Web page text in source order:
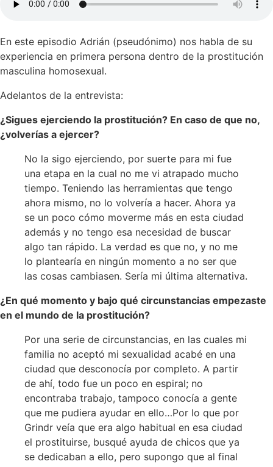
En este episodio Adrián (pseudónimo) nos habla de su
experiencia en primera persona dentro de la prostitución
masculina homosexual.
Adelantos de la entrevista:
¿Sigues ejerciendo la prostitución? En caso de que no,
¿volverías a ejercer?
No la sigo ejerciendo, por suerte para mi fue
una etapa en la cual no me vi atrapado mucho
tiempo. Teniendo las herramientas que tengo
ahora mismo, no lo volvería a hacer. Ahora ya
se un poco cómo moverme más en esta ciudad
además y no tengo esa necesidad de buscar
algo tan rápido. La verdad es que no, y no me
lo plantearía en ningún momento a no ser que
las cosas cambiasen. Sería mi última alternativa.
¿En qué momento y bajo qué circunstancias empezaste
en el mundo de la prostitución?
Por una serie de circunstancias, en las cuales mi
familia no aceptó mi sexualidad acabé en una
ciudad que desconocía por completo. A partir
de ahí, todo fue un poco en espiral; no
encontraba trabajo, tampoco conocía a gente
que me pudiera ayudar en ello…Por lo que por
Grindr veía que era algo habitual en esa ciudad
el prostituirse, busqué ayuda de chicos que ya
se dedicaban a ello, pero supongo que al final